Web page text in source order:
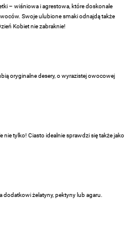
– wiśniowa i agrestowa, które doskonale
Swoje ulubione smaki odnajdą także
Kobiet nie zabraknie!
oryginalne desery, o wyrazistej owocowej
nie tylko! Ciasto idealnie sprawdzi się także jako
dodatkowi żelatyny, pektyny lub agaru.